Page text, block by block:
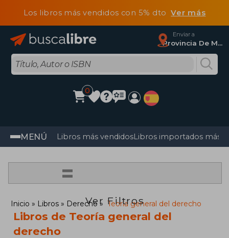
Los libros más vendidos con 5% dtoVer más
Enviar a
Provincia De Madrid
0
MENÚ Libros más vendidosLibros importados más
=
Ver Filtros
Inicio Libros Derecho Teoría general del derecho
Libros de Teoría general del
derecho